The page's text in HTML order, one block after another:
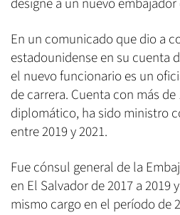
En un comunicado que dio a
estadounidense en su cuenta
el nuevo funcionario es un
de carrera. Cuenta con más
diplomático, ha sido ministro
entre 2019 y 2021.
Fue cónsul general de la
en El Salvador de 2017 a 2019
mismo cargo en el período de